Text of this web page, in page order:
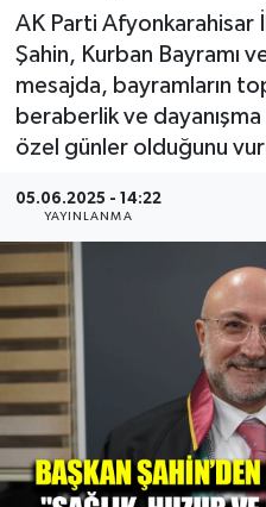
AK Parti Afyonkarahisar
Şahin, Kurban Bayramı
mesajda, bayramların
beraberlik ve
özel günler olduğunu
05.06.2025 - 14:22
YAYINLANMA
Kültür - Sanat
Yaşam